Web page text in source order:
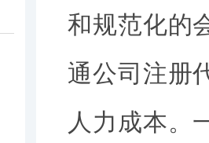
和规范化的
通公司注册
人力成本。